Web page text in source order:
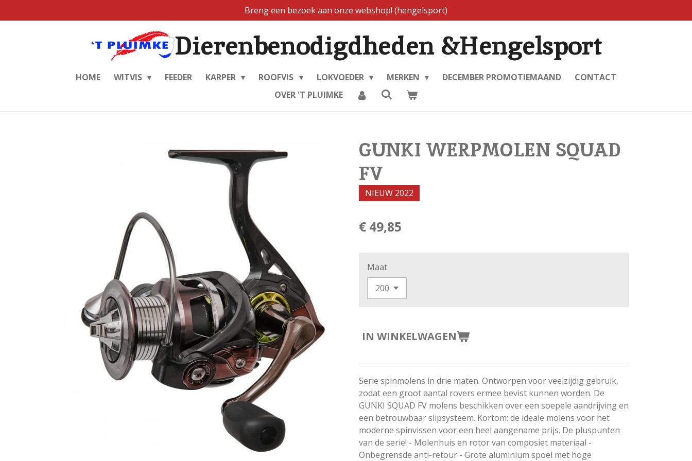
direct
Breng een bezoek aan onze webshop! (hengelsport)
Dierenbenodigdheden &Hengelsport
HOME WITVIS FEEDER KARPER ROOFVIS LOKVOEDER MERKEN DECEMBER PROMOTIEMAAND
CONTACT
OVER 'T PLUIMKE
GUNKI WERPMOLEN SQUAD
FV
NIEUW 2022
€ 49,85
Maat
IN WINKELWAGEN
Serie spinmolens in drie maten. Ontworpen voor veelzijdig gebruik,
zodat een groot aantal rovers ermee bevist kunnen worden. De
GUNKI SQUAD FV molens beschikken over een soepele aandrijving en
een betrouwbaar slipsysteem. Kortom: de ideale molens voor het
moderne spinvissen voor een heel aangename prijs. De pluspunten
van de serie! - Molenhuis en rotor van composiet materiaal -
Onbegrensde anti-retour - Grote aluminium spoel met hoge